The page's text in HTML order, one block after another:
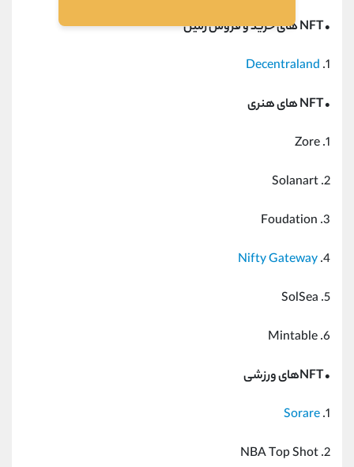
•
NFTهای خرید و فروش زمین
1.
Decentraland
• NFT های هنری
1. Zore
2. Solanart
3. Foudation
4.
Nifty Gateway
5. SolSea
6. Mintable
• NFTهای ورزشی
1.
Sorare
2. NBA Top Shot